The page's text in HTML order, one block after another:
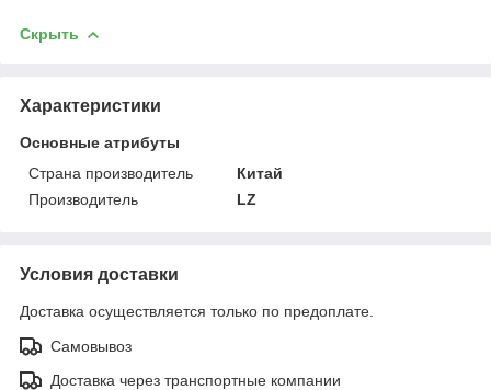
Скрыть
Характеристики
Основные атрибуты
Страна производитель
Китай
Производитель
LZ
Условия доставки
Доставка осуществляется только по предоплате.
Самовывоз
Доставка через транспортные компании